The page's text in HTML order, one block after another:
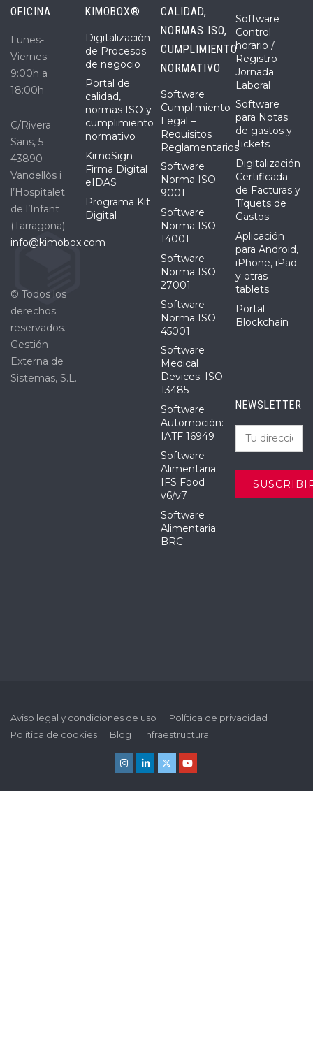
OFICINA
Lunes-
Viernes:
9:00h a
18:00h
C/Rivera
Sans, 5
43890 –
Vandellòs i
l’Hospitalet
de l’Infant
(Tarragona)
info@kimobox.com
© Todos los
derechos
reservados.
Gestión
Externa de
Sistemas, S.L.
KIMOBOX®
Digitalización
de Procesos
de negocio
Portal de
calidad,
normas ISO y
cumplimiento
normativo
KimoSign
Firma Digital
eIDAS
Programa Kit
Digital
CALIDAD,
NORMAS ISO,
CUMPLIMIENTO
NORMATIVO
Software
Cumplimiento
Legal –
Requisitos
Reglamentarios
Software
Norma ISO
9001
Software
Norma ISO
14001
Software
Norma ISO
27001
Software
Norma ISO
45001
Software
Medical
Devices: ISO
13485
Software
Automoción:
IATF 16949
Software
Alimentaria:
IFS Food
v6/v7
Software
Alimentaria:
BRC
Software
Control
horario /
Registro
Jornada
Laboral
Software
para Notas
de gastos y
Tickets
Digitalización
Certificada
de Facturas y
Tíquets de
Gastos
Aplicación
para Android,
iPhone, iPad
y otras
tablets
Portal
Blockchain
NEWSLETTER
Aviso legal y condiciones de uso
Política de privacidad
Política de cookies
Blog Infraestructura